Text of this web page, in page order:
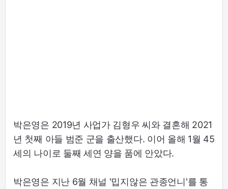
박은영은 2019년 사업가 김형우 씨와 결혼해 2021
년 첫째 아들 범준 군을 출산했다. 이어 올해 1월 45
세의 나이로 둘째 세연 양을 품에 안았다.
박은영은 지난 6월 채널 '밉지않은 관종언니'를 통